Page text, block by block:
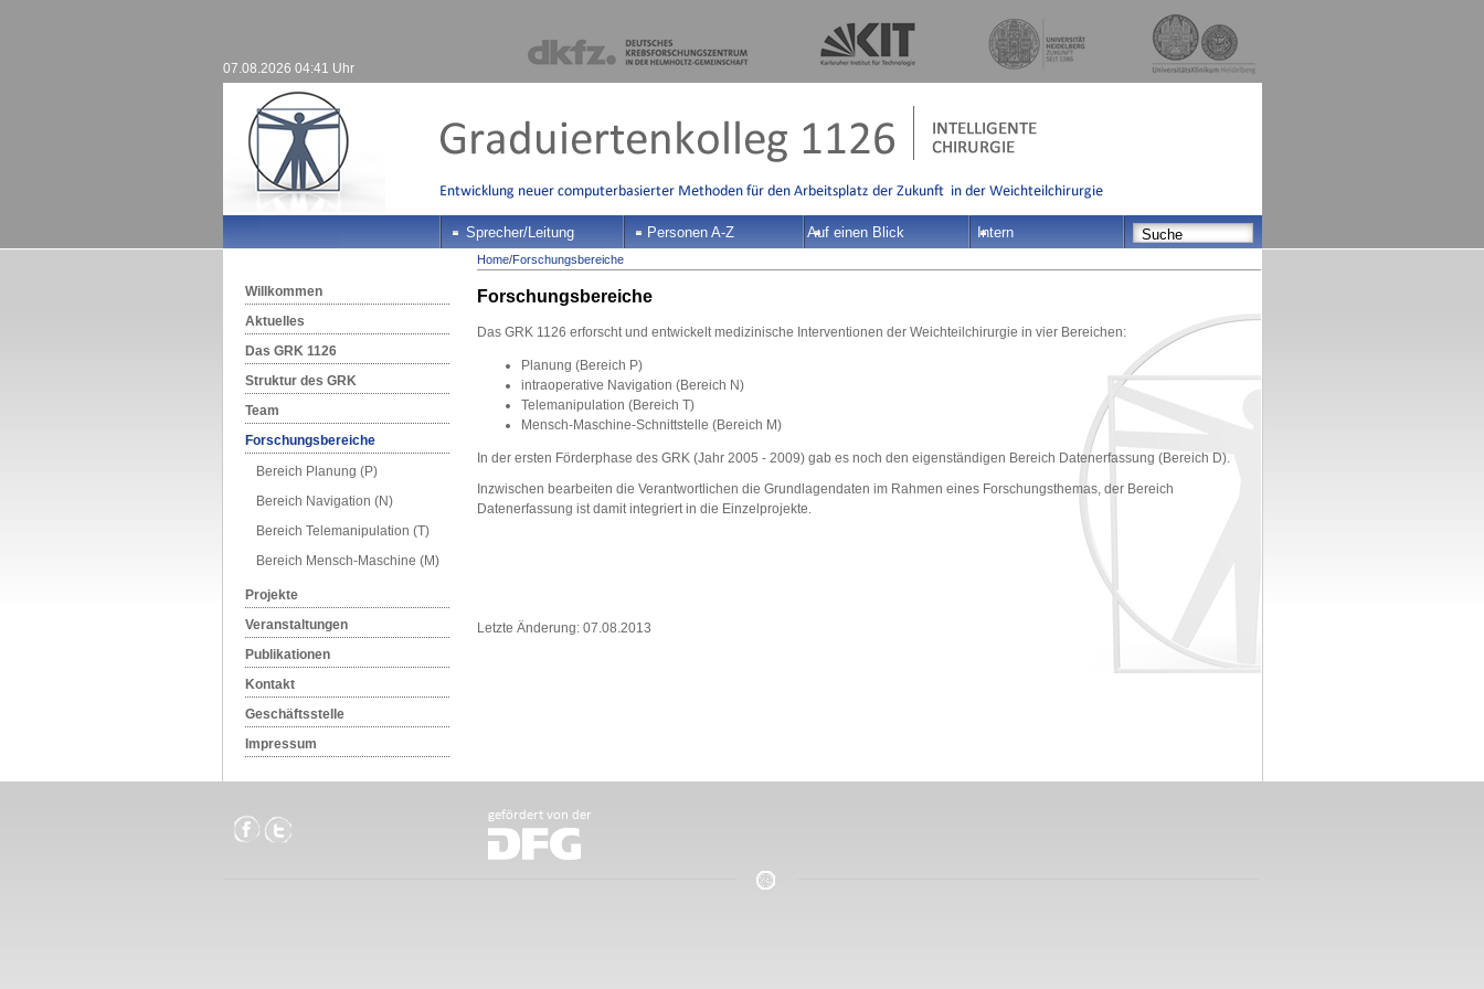
07.08.2026 04:41 Uhr
Sprecher/Leitung Personen A-Z Auf einen Blick Intern
Willkommen
Aktuelles
Das GRK 1126
Struktur des GRK
Team
Forschungsbereiche
Bereich Planung (P)
Bereich Navigation (N)
Bereich Telemanipulation (T)
Bereich Mensch-Maschine (M)
Projekte
Veranstaltungen
Publikationen
Kontakt
Geschäftsstelle
Impressum
Home/Forschungsbereiche
Forschungsbereiche
Das GRK 1126 erforscht und entwickelt medizinische Interventionen der Weichteilchirurgie in vier Bereichen:
Planung (Bereich P)
intraoperative Navigation (Bereich N)
Telemanipulation (Bereich T)
Mensch-Maschine-Schnittstelle (Bereich M)
In der ersten Förderphase des GRK (Jahr 2005 - 2009) gab es noch den eigenständigen Bereich Datenerfassung (Bereich D).
Inzwischen bearbeiten die Verantwortlichen die Grundlagendaten im Rahmen eines Forschungsthemas, der Bereich
Datenerfassung ist damit integriert in die Einzelprojekte.
Letzte Änderung: 07.08.2013